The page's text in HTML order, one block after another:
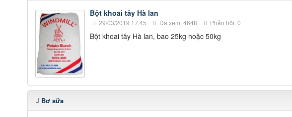
Bột khoai tây Hà lan
29/03/2019 17:45 Đã xem: 4648 Phản hồi: 0
Bột khoai tây Hà lan, bao 25kg hoặc 50kg
Bơ sữa